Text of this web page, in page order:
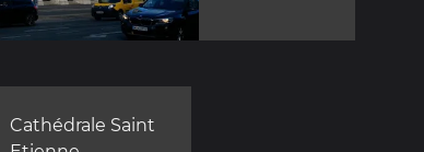
Cathédrale Saint